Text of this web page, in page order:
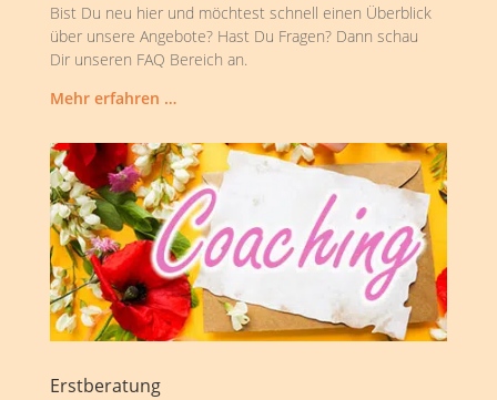
Bist Du neu hier und möchtest schnell einen Überblick
über unsere Angebote? Hast Du Fragen? Dann schau
Dir unseren FAQ Bereich an.
Mehr erfahren …
Erstberatung